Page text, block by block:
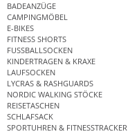
BADEANZÜGE
CAMPINGMÖBEL
E-BIKES
FITNESS SHORTS
FUSSBALLSOCKEN
KINDERTRAGEN & KRAXE
LAUFSOCKEN
LYCRAS & RASHGUARDS
NORDIC WALKING STÖCKE
REISETASCHEN
SCHLAFSACK
SPORTUHREN & FITNESSTRACKER